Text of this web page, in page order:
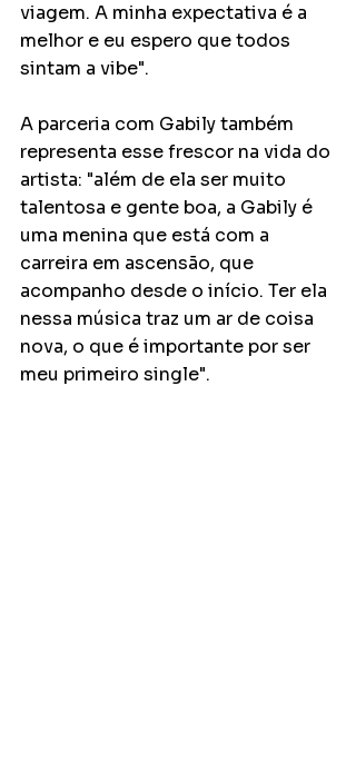
viagem. A minha expectativa é a
melhor e eu espero que todos
sintam a vibe".
A parceria com Gabily também
representa esse frescor na vida do
artista: "além de ela ser muito
talentosa e gente boa, a Gabily é
uma menina que está com a
carreira em ascensão, que
acompanho desde o início. Ter ela
nessa música traz um ar de coisa
nova, o que é importante por ser
meu primeiro single".